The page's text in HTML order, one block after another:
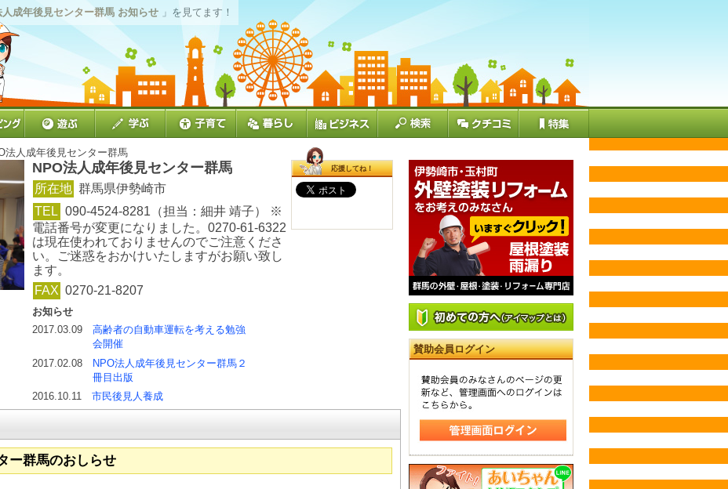
人成年後見センター群馬 お知らせ 」を見てます！
法人成年後見センター群馬
NPO法人成年後見センター群馬
所在地 群馬県伊勢崎市
TEL 090-4524-8281（担当：細井 靖子） ※
電話番号が変更になりました。0270-61-6322
は現在使われておりませんのでご注意くださ
い。ご迷惑をおかけいたしますがお願い致し
ます。
FAX 0270-21-8207
お知らせ
2017.03.09
高齢者の自動車運転を考える勉強
会開催
2017.02.08
NPO法人成年後見センター群馬２
冊目出版
2016.10.11
市民後見人養成
応援してね！
ー群馬のおしらせ
賛助会員ログイン